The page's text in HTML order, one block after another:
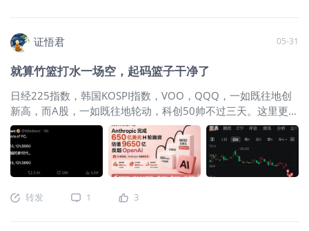
音源自常识：凭什么存储这种标准品占
了成本的大头？还享受70%的利润？首
先，HBM4开始，存储已走向定制化，
深度嵌入台积电的先进封
证悟君 05-31
就算竹篮打水一场空，起码篮子干净了
日经225指数，韩国KOSPI指数，VOO，QQQ，一如既往地创
新高，而A股，一如既往地轮动，科创50帅不过三天。这里更多
是因为科创50市盈率来到160倍的历史极值，波动自然会加
大，不要因此否定韬定律。 上周看了不少**韬定律解读，有让
英伟达放学别走的，有吐槽**的最大创新是创造了新概念的。
看了不少研报，总体评价，这算是中国硬件版的DeepSeek时
按单兵体能与训练看，普鲁士军队是出了名的严苛，强大急行
转发 1 3